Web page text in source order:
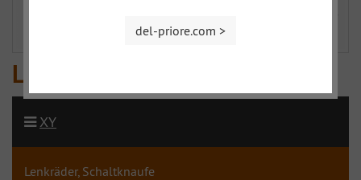
Lenkräder, Schaltknaufe
XY
Lenkräder, Schaltknaufe
del-priore.com >